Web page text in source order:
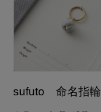
sufuto 命名指輪